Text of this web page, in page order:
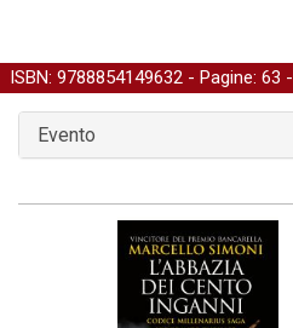
ISBN: 9788854149632 - Pagine: 63 -
Evento